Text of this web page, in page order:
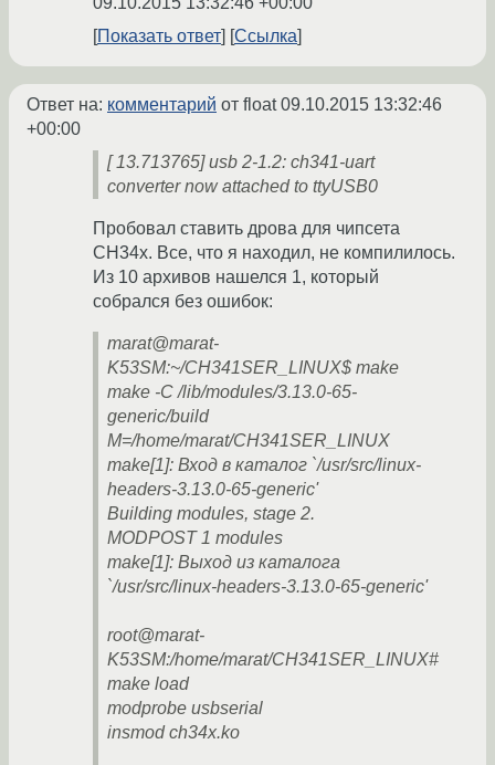
Показать ответ
Ссылка
Ответ на: комментарий от float09.10.2015 13:32:46
+00:00
[ 13.713765] usb 2-1.2: ch341-uart
converter now attached to ttyUSB0
Пробовал ставить дрова для чипсета
CH34x. Все, что я находил, не компилилось.
Из 10 архивов нашелся 1, который
собрался без ошибок:
marat@marat-
K53SM:~/CH341SER_LINUX$ make
make -C /lib/modules/3.13.0-65-
generic/build
M=/home/marat/CH341SER_LINUX
make[1]: Вход в каталог `/usr/src/linux-
headers-3.13.0-65-generic'
Building modules, stage 2.
MODPOST 1 modules
make[1]: Выход из каталога
`/usr/src/linux-headers-3.13.0-65-generic'
root@marat-
K53SM:/home/marat/CH341SER_LINUX#
make load
modprobe usbserial
insmod ch34x.ko